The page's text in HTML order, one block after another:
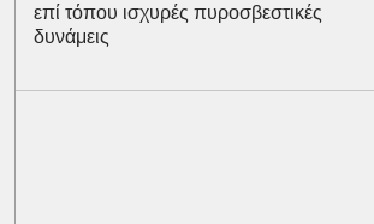
επί τόπου ισχυρές πυροσβεστικές
δυνάμεις